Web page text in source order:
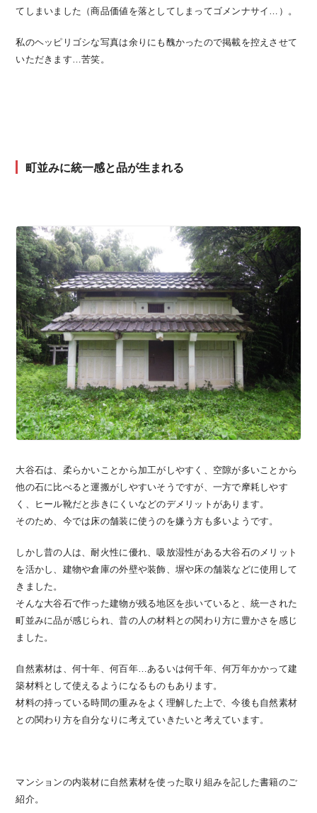
てしまいました（商品価値を落としてしまってゴメンナサイ…）。
私のヘッピリゴシな写真は余りにも醜かったので掲載を控えさせて
いただきます…苦笑。
町並みに統一感と品が生まれる
大谷石は、柔らかいことから加工がしやすく、空隙が多いことから
他の石に比べると運搬がしやすいそうですが、一方で摩耗しやす
く、ヒール靴だと歩きにくいなどのデメリットがあります。
そのため、今では床の舗装に使うのを嫌う方も多いようです。
しかし昔の人は、耐火性に優れ、吸放湿性がある大谷石のメリット
を活かし、建物や倉庫の外壁や装飾、塀や床の舗装などに使用して
きました。
そんな大谷石で作った建物が残る地区を歩いていると、統一された
町並みに品が感じられ、昔の人の材料との関わり方に豊かさを感じ
ました。
自然素材は、何十年、何百年…あるいは何千年、何万年かかって建
築材料として使えるようになるものもあります。
材料の持っている時間の重みをよく理解した上で、今後も自然素材
との関わり方を自分なりに考えていきたいと考えています。
マンションの内装材に自然素材を使った取り組みを記した書籍のご
紹介。